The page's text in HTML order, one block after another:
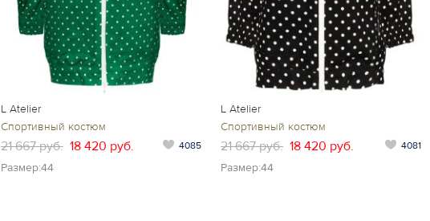
L Atelier
Спортивный костюм
21 667 руб. 18 420 руб. 4085
Размер:44
L Atelier
Спортивный костюм
21 667 руб. 18 420 руб. 4081
Размер:44